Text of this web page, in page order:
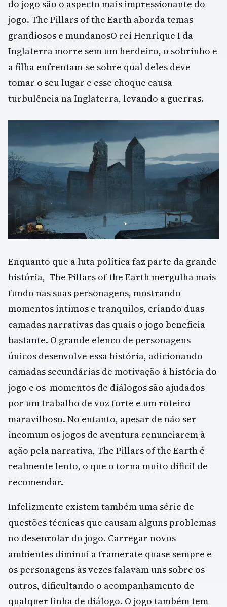
do jogo são o aspecto mais impressionante do
jogo. The Pillars of the Earth aborda temas
grandiosos e mundanosO rei Henrique I da
Inglaterra morre sem um herdeiro, o sobrinho e
a filha enfrentam-se sobre qual deles deve
tomar o seu lugar e esse choque causa
turbulência na Inglaterra, levando a guerras.
Enquanto que a luta política faz parte da grande
história, The Pillars of the Earth mergulha mais
fundo nas suas personagens, mostrando
momentos íntimos e tranquilos, criando duas
camadas narrativas das quais o jogo beneficia
bastante. O grande elenco de personagens
únicos desenvolve essa história, adicionando
camadas secundárias de motivação à história do
jogo e os momentos de diálogos são ajudados
por um trabalho de voz forte e um roteiro
maravilhoso. No entanto, apesar de não ser
incomum os jogos de aventura renunciarem à
ação pela narrativa, The Pillars of the Earth é
realmente lento, o que o torna muito dificil de
recomendar.
Infelizmente existem também uma série de
questões técnicas que causam alguns problemas
no desenrolar do jogo. Carregar novos
ambientes diminui a framerate quase sempre e
os personagens às vezes falavam uns sobre os
outros, dificultando o acompanhamento de
qualquer linha de diálogo. O jogo também tem